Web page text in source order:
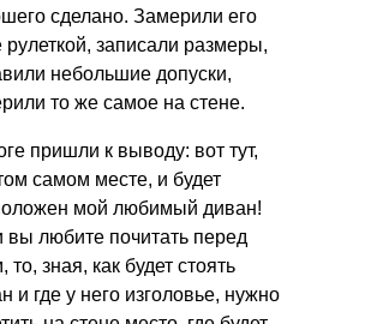
сделано. Замерили его
рулеткой, записали размеры,
небольшие допуски,
то же самое на стене.
пришли к выводу: вот тут,
самом месте, и будет
мой любимый диван!
вы любите почитать перед
то, зная, как будет стоять
и где у него изголовье, нужно